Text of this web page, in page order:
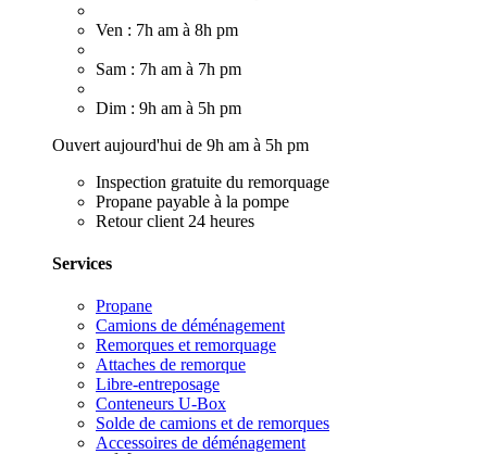
Ven : 7h am à 8h pm
Sam : 7h am à 7h pm
Dim : 9h am à 5h pm
Ouvert aujourd'hui de 9h am à 5h pm
Inspection gratuite du remorquage
Propane payable à la pompe
Retour client 24 heures
Services
Propane
Camions de déménagement
Remorques et remorquage
Attaches de remorque
Libre-entreposage
Conteneurs U-Box
Solde de camions et de remorques
Accessoires de déménagement